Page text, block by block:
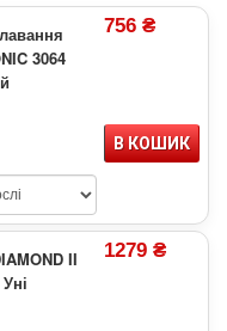
3064
756 ₴
В КОШИК
II
1279 ₴